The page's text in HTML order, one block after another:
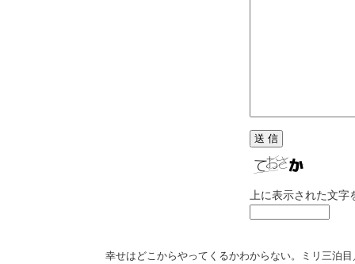
上に表示された文
幸せはどこからやってくるかわからない。ミリ三泊目